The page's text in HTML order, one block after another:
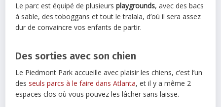
Le parc est équipé de plusieursplaygrounds, avec des bacs
à sable, des toboggans et tout le tralala, d’où il sera assez
dur de convaincre vos enfants de partir.
Des sorties avec son chien
Le Piedmont Park accueille avec plaisir les chiens, c’est l’un
des seuls parcs à le faire dans Atlanta, et il y a même 2
espaces clos où vous pouvez les lâcher sans laisse.